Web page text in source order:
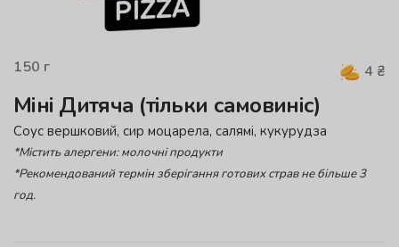
150 г 4 ₴
Міні Дитяча (тільки самовиніс)
Соус вершковий, сир моцарела, салямі, кукурудза
*Містить алергени: молочні продукти
*Рекомендований термін зберігання готових страв не більше 3
год.